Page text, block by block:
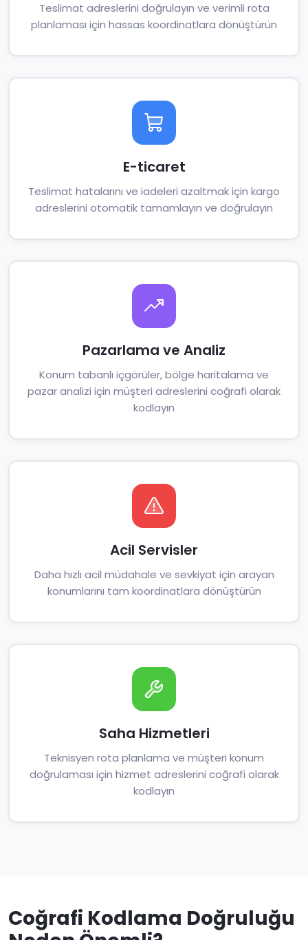
Teslimat adreslerini doğrulayın ve verimli rota
planlaması için hassas koordinatlara dönüştürün
E-ticaret
Teslimat hatalarını ve iadeleri azaltmak için kargo
adreslerini otomatik tamamlayın ve doğrulayın
Pazarlama ve Analiz
Konum tabanlı içgörüler, bölge haritalama ve
pazar analizi için müşteri adreslerini coğrafi olarak
kodlayın
Acil Servisler
Daha hızlı acil müdahale ve sevkiyat için arayan
konumlarını tam koordinatlara dönüştürün
Saha Hizmetleri
Teknisyen rota planlama ve müşteri konum
doğrulaması için hizmet adreslerini coğrafi olarak
kodlayın
Coğrafi Kodlama Doğruluğu